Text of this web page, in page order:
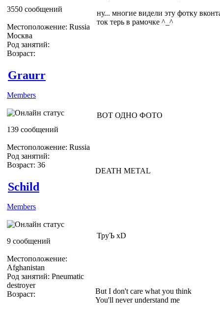
3550 сообщений
Местоположение: Russia
Москва
Род занятий:
Возраст:
ну... многие видели эту фотку
ток терь в рамочке ^_^
Graurr
Members
139 сообщений
Местоположение: Russia
Род занятий:
Возраст: 36
ВОТ ОДНО ФОТО
DEATH METAL
Schild
Members
9 сообщений
Местоположение:
Afghanistan
Род занятий: Pneumatic
destroyer
Возраст:
ТруЪ хD
But I don't care what you think
You'll never understand me